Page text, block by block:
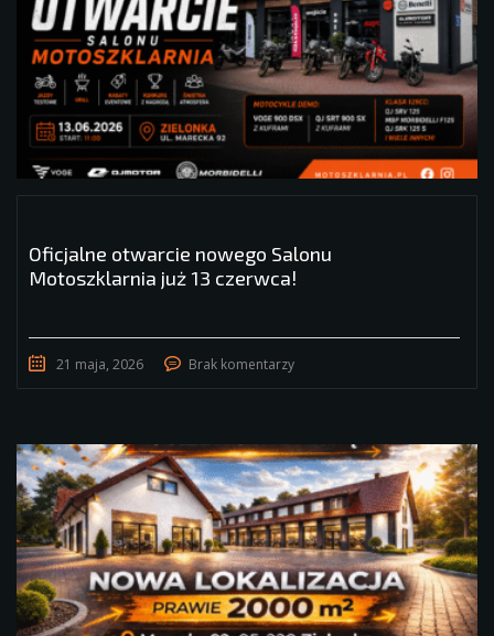
Oficjalne otwarcie nowego Salonu
Motoszklarnia już 13 czerwca!
21 maja, 2026 Brak komentarzy